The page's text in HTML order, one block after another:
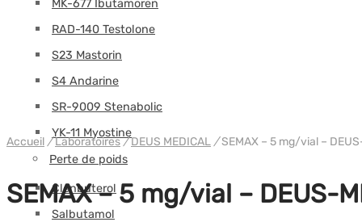
MK-677 Ibutamoren
RAD-140 Testolone
S23 Mastorin
S4 Andarine
SR-9009 Stenabolic
YK-11 Myostine
Perte de poids
Clenbuterol
Salbutamol
Accueil /Laboratoires/DEUS MEDICAL /SEMAX – 5 mg/vial –
SEMAX – 5 mg/vial – DEUS-